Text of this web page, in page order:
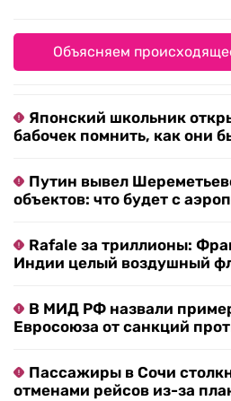
Объясняем
Японский школьник
бабочек помнить, как они
Путин вывел
объектов: что будет с
Rafale за триллионы:
Индии целый воздушный
В МИД РФ назвали
Евросоюза от санкций
Пассажиры в Сочи
отменами рейсов из-за